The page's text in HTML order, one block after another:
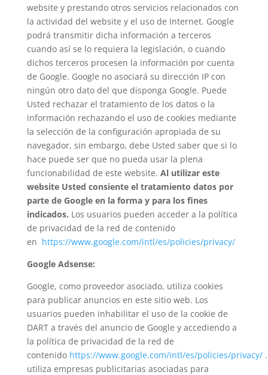
website y prestando otros servicios relacionados con
la actividad del website y el uso de Internet. Google
podrá transmitir dicha información a terceros
cuando así se lo requiera la legislación, o cuando
dichos terceros procesen la información por cuenta
de Google. Google no asociará su dirección IP con
ningún otro dato del que disponga Google. Puede
Usted rechazar el tratamiento de los datos o la
información rechazando el uso de cookies mediante
la selección de la configuración apropiada de su
navegador, sin embargo, debe Usted saber que si lo
hace puede ser que no pueda usar la plena
funcionabilidad de este website. Al utilizar este
website Usted consiente el tratamiento datos por
parte de Google en la forma y para los fines
indicados. Los usuarios pueden acceder a la política
de privacidad de la red de contenido
en https://www.google.com/intl/es/policies/privacy/
Google Adsense:
Google, como proveedor asociado, utiliza cookies
para publicar anuncios en este sitio web. Los
usuarios pueden inhabilitar el uso de la cookie de
DART a través del anuncio de Google y accediendo a
la política de privacidad de la red de
contenido https://www.google.com/intl/es/policies/privacy/
utiliza empresas publicitarias asociadas para